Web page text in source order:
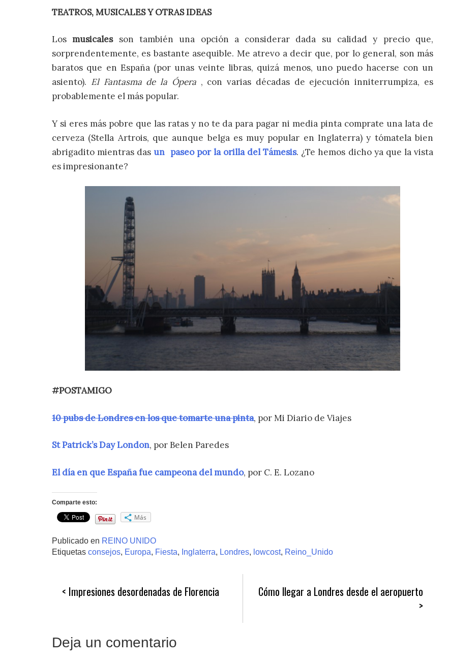
TEATROS, MUSICALES Y OTRAS IDEAS
Los musicalesson también una opción a considerar dada su calidad y precio que,
sorprendentemente, es bastante asequible. Me atrevo a decir que, por lo general, son más
baratos que en España (por unas veinte libras, quizá menos, uno puedo hacerse con un
asiento). El Fantasma de la Ópera, con varias décadas de ejecución inniterrumpiza, es
probablemente el más popular.
Y si eres más pobre que las ratas y no te da para pagar ni media pinta comprate una lata de
cerveza (Stella Artrois, que aunque belga es muy popular en Inglaterra) y tómatela bien
abrigadito mientras das un paseo por la orilla del Támesis. ¿Te hemos dicho ya que la vista
es impresionante?
#POSTAMIGO
10 pubs de Londres en los que tomarte una pinta, por Mi Diario de Viajes
St Patrick’s Day London, por Belen Paredes
El día en que España fue campeona del mundo, por C. E. Lozano
Comparte esto:
Más
Publicado en REINO UNIDO
Etiquetas consejos, Europa, Fiesta, Inglaterra, Londres, lowcost, Reino_Unido
Navegación
de
Impresiones desordenadas de Florencia Cómo llegar a Londres desde el aeropuerto
Deja un comentario